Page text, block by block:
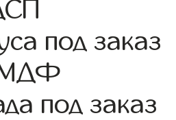
под заказ
МДФ
под заказ